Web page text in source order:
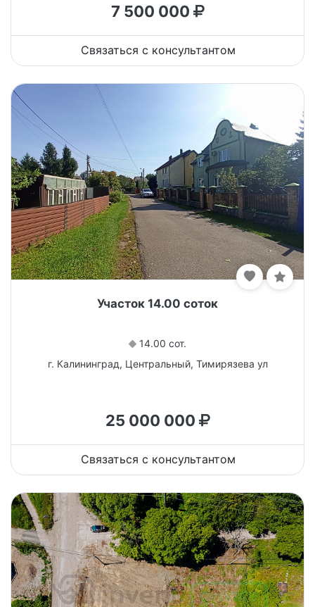
7 500 000
Связаться с консультантом
Участок 14.00 соток
14.00 сот.
г. Калининград, Центральный, Тимирязева ул
25 000 000
Связаться с консультантом